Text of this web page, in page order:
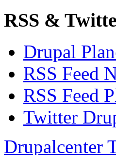
RSS &
Drupal
RSS Feed
RSS Feed
Twitter
Drupalcenter